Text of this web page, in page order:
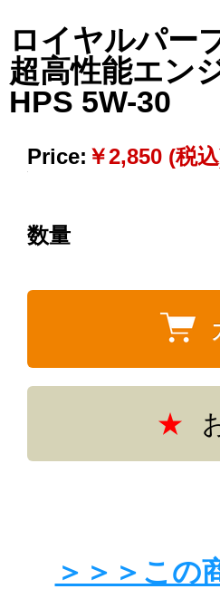
ロイヤルパー
超高性能エン
HPS 5W-30
Price: ￥2,850 (税
数量
＞＞＞この